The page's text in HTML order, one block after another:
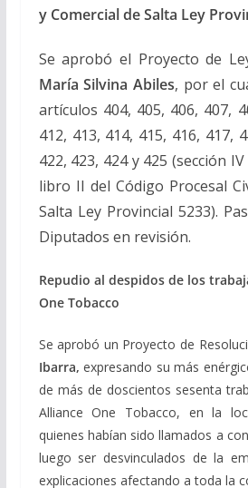
y Comercial de Salta Ley
Se aprobó el Proyecto de
María Silvina Abiles, por el
artículos 404, 405, 406, 407,
412, 413, 414, 415, 416, 417,
422, 423, 424 y 425 (sección
libro II del Código Procesal
Salta Ley Provincial 5233).
Diputados en revisión.
Repudio al despidos de los
One Tobacco
Se aprobó un Proyecto de
Ibarra,expresando su más
de más de doscientos sesenta
Alliance One Tobacco, en la
quienes habían sido llamados a
luego ser desvinculados de la
explicaciones afectando a toda la